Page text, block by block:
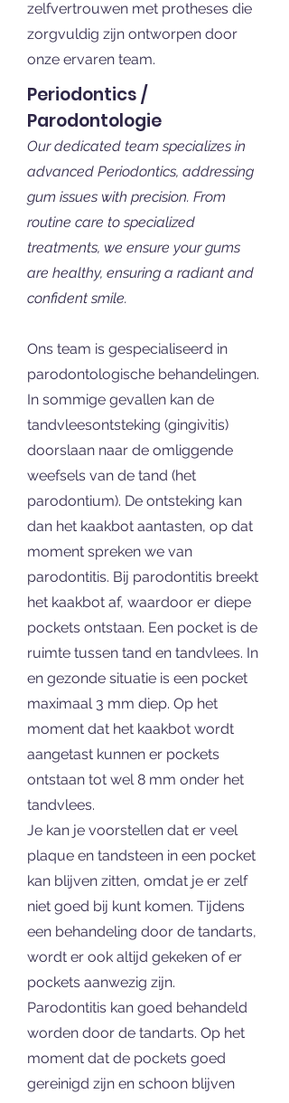
zelfvertrouwen met protheses die
zorgvuldig zijn ontworpen door
onze ervaren team.
Periodontics /
Parodontologie
Our dedicated team specializes in
advanced Periodontics, addressing
gum issues with precision. From
routine care to specialized
treatments, we ensure your gums
are healthy, ensuring a radiant and
confident smile.
Ons team is gespecialiseerd in
parodontologische behandelingen.
In sommige gevallen kan de
tandvleesontsteking (gingivitis)
doorslaan naar de omliggende
weefsels van de tand (het
parodontium). De ontsteking kan
dan het kaakbot aantasten, op dat
moment spreken we van
parodontitis. Bij parodontitis breekt
het kaakbot af, waardoor er diepe
pockets ontstaan. Een pocket is de
ruimte tussen tand en tandvlees. In
en gezonde situatie is een pocket
maximaal 3 mm diep. Op het
moment dat het kaakbot wordt
aangetast kunnen er pockets
ontstaan tot wel 8 mm onder het
tandvlees.
Je kan je voorstellen dat er veel
plaque en tandsteen in een pocket
kan blijven zitten, omdat je er zelf
niet goed bij kunt komen. Tijdens
een behandeling door de tandarts,
wordt er ook altijd gekeken of er
pockets aanwezig zijn.
Parodontitis kan goed behandeld
worden door de tandarts. Op het
moment dat de pockets goed
gereinigd zijn en schoon blijven